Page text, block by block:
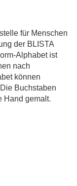
für Menschen
der BLISTA
Alphabet ist
nach
können
Buchstaben
Hand gemalt.